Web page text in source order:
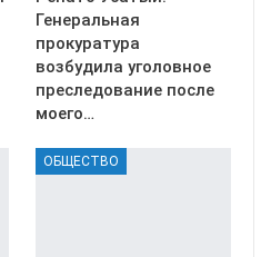
Генеральная
прокуратура
возбудила уголовное
преследование после
моего…
ОБЩЕСТВО